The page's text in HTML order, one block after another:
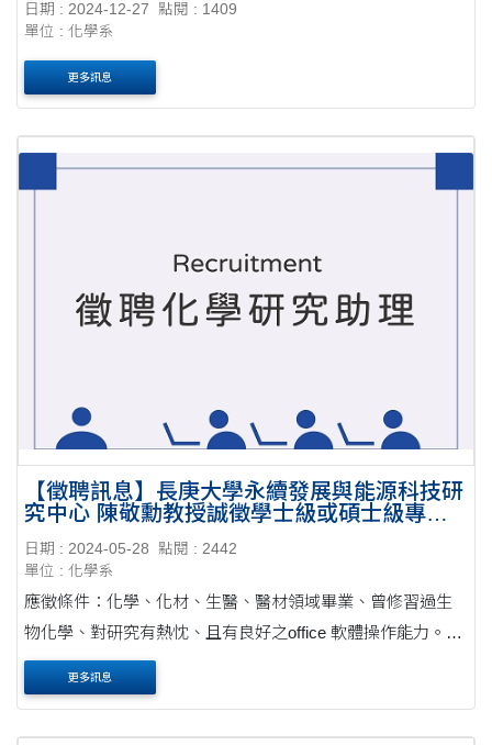
日期 : 2024-12-27
點閱 : 1409
單位 : 化學系
更多訊息
【徵聘訊息】長庚大學永續發展與能源科技研
究中心 陳敬勳教授誠徵學士級或碩士級專任
日期 : 2024-05-28
點閱 : 2442
單位 : 化學系
應徵條件：化學、化材、生醫、醫材領域畢業、曾修習過生
物化學、對研究有熱忱、且有良好之office 軟體操作能力。大
學畢業者需有專題研究經驗。具有生醫實驗操作(細胞培養、
細菌培養、Western blot...等)技術者尤佳。 職....
更多訊息